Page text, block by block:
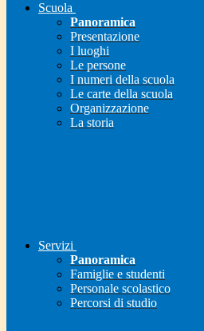
Scuola
Panoramica
Presentazione
I luoghi
Le persone
I numeri della scuola
Le carte della scuola
Organizzazione
La storia
Servizi
Panoramica
Famiglie e studenti
Personale scolastico
Percorsi di studio